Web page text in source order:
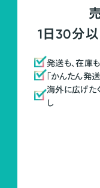
1日30分
発送も、在庫
「かんたん発
海外に広げた
し